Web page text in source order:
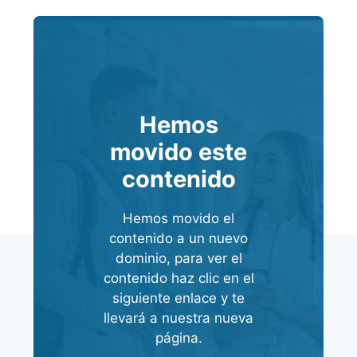
Hemos
movido este
contenido
Hemos movido el
contenido a un nuevo
dominio, para ver el
contenido haz clic en el
siguiente enlace y te
llevará a nuestra nueva
página.